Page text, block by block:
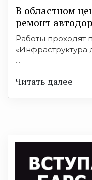
В областном
ремонт
Работы проходят
...
Читать далее